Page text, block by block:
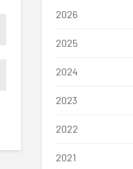
2026
2025
2024
2023
2022
2021